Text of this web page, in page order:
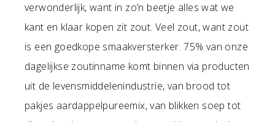
verwonderlijk, want in zo’n beetje alles wat we
kant en klaar kopen zit zout. Veel zout, want zout
is een goedkope smaakversterker. 75% van onze
dagelijkse zoutinname komt binnen via producten
uit de levensmiddelenindustrie, van brood tot
pakjes aardappelpureemix, van blikken soep tot